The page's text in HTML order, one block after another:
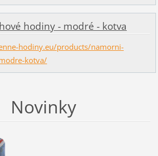
hodiny - modré - kotva
hodiny.eu/products/namorni-
kotva/
Novinky